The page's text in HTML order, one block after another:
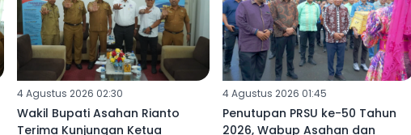
4 Agustus 2026 02:30
Wakil Bupati Asahan Rianto
Terima Kunjungan Ketua
4 Agustus 2026 01:45
Penutupan PRSU ke-50 Tahun
2026, Wabup Asahan dan